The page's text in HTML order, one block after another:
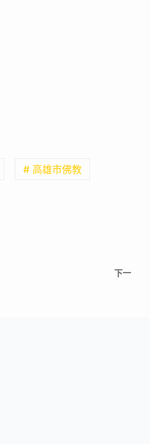
# 高雄市佛教
下一